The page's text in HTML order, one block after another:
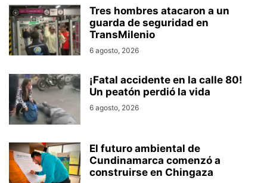
Tres hombres atacaron a un
guarda de seguridad en
TransMilenio
6 agosto, 2026
¡Fatal accidente en la calle 80!
Un peatón perdió la vida
6 agosto, 2026
El futuro ambiental de
Cundinamarca comenzó a
construirse en Chingaza